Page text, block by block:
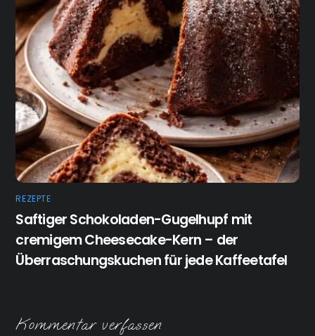
REZEPTE
Saftiger Schokoladen-Gugelhupf mit
cremigem Cheesecake-Kern – der
Überraschungskuchen für jede Kaffeetafel
Kommentar verfassen